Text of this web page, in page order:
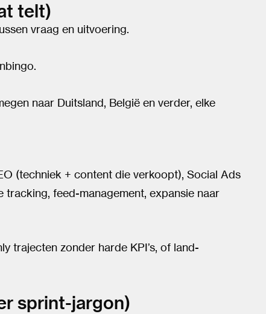
telt)
vraag en uitvoering.
naar Duitsland, België en verder, elke
(techniek + content die verkoopt), Social Ads
feed-management, expansie naar
trajecten zonder harde KPI’s, of land-
sprint-jargon)